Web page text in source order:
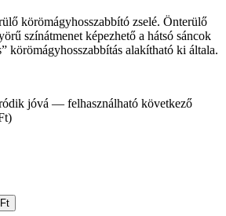
körömágyhosszabbító zselé. Önterülő
színátmenet képezhető a hátsó sáncok
körömágyhosszabbítás alakítható ki általa.
jóvá — felhasználható következő